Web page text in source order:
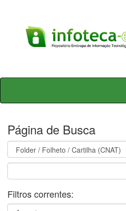
Skip
Página de Busca
Filtros correntes: